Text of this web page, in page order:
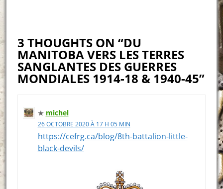
3 THOUGHTS ON “DU
MANITOBA VERS LES TERRES
SANGLANTES DES GUERRES
MONDIALES 1914-18 & 1940-45”
michel
26 OCTOBRE 2020 À 17 H 05 MIN
https://cefrg.ca/blog/8th-battalion-little-
black-devils/